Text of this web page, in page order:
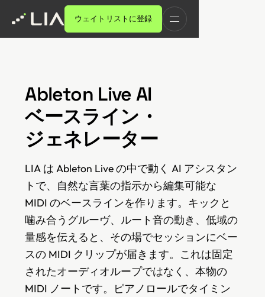
ウェイトリストに登録
Ableton Live AI
ベースライン・
ジェネレーター
LIA は Ableton Live の中で動く AI アシスタン
トで、自然な言葉の指示から編集可能な
MIDI のベースラインを作ります。キックと
噛み合うグルーヴ、ルート音の動き、低域の
量感を伝えると、その場でセッションにベー
スの MIDI クリップが届きます。これは固定
されたオーディオループではなく、本物の
MIDI ノートです。ピアノロールでタイミン